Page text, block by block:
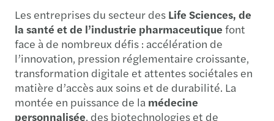
Les entreprises du secteur des Life Sciences, de
la santé et de l’industrie pharmaceutiquefont
face à de nombreux défis : accélération de
l’innovation, pression réglementaire croissante,
transformation digitale et attentes sociétales en
matière d’accès aux soins et de durabilité. La
montée en puissance de la médecine
personnalisée, des biotechnologies et de